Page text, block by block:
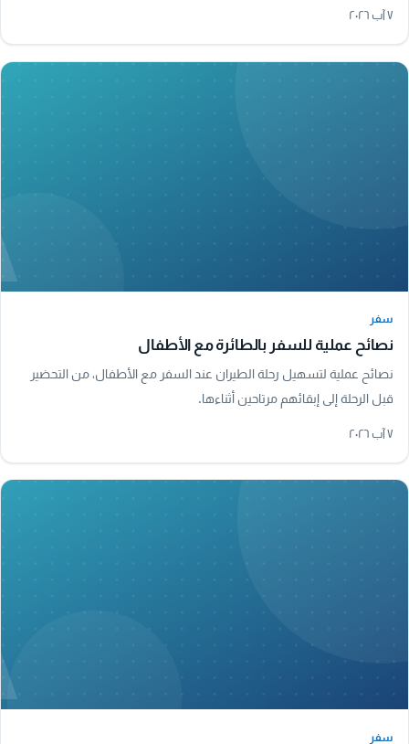
٧ آب ٢٠٢٦
سفر
نصائح عملية للسفر بالطائرة مع الأطفال
نصائح عملية لتسهيل رحلة الطيران عند السفر مع الأطفال، من التحضير
قبل الرحلة إلى إبقائهم مرتاحين أثناءها.
٧ آب ٢٠٢٦
سفر